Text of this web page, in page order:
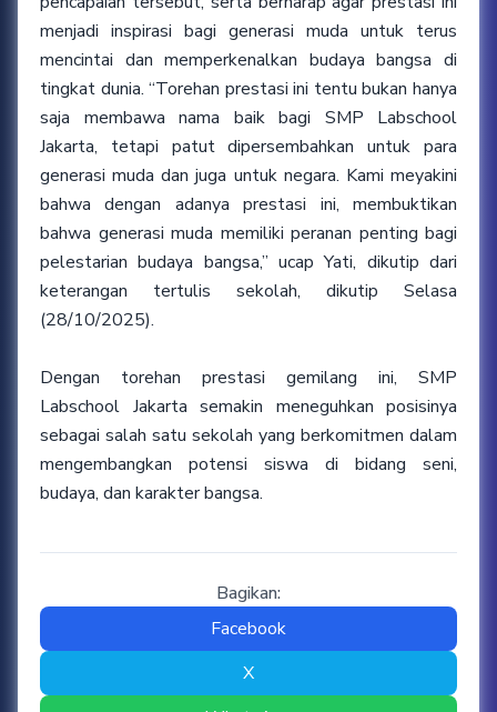
menjadi inspirasi bagi generasi muda untuk terus
mencintai dan memperkenalkan budaya bangsa di
tingkat dunia. “Torehan prestasi ini tentu bukan hanya
saja membawa nama baik bagi SMP Labschool
Jakarta, tetapi patut dipersembahkan untuk para
generasi muda dan juga untuk negara. Kami meyakini
bahwa dengan adanya prestasi ini, membuktikan
bahwa generasi muda memiliki peranan penting bagi
pelestarian budaya bangsa,” ucap Yati, dikutip dari
keterangan tertulis sekolah, dikutip Selasa
(28/10/2025).
Dengan torehan prestasi gemilang ini, SMP
Labschool Jakarta semakin meneguhkan posisinya
sebagai salah satu sekolah yang berkomitmen dalam
mengembangkan potensi siswa di bidang seni,
budaya, dan karakter bangsa.
Bagikan:
Facebook
X